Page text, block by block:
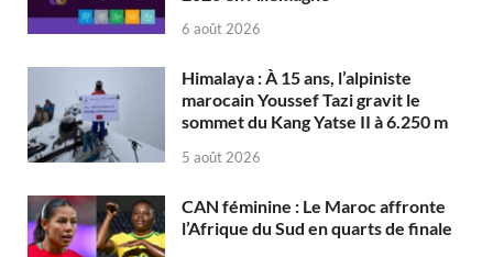
6 août 2026
Himalaya : À 15 ans, l’alpiniste
marocain Youssef Tazi gravit le
sommet du Kang Yatse II à 6.250 m
5 août 2026
CAN féminine : Le Maroc affronte
l’Afrique du Sud en quarts de finale